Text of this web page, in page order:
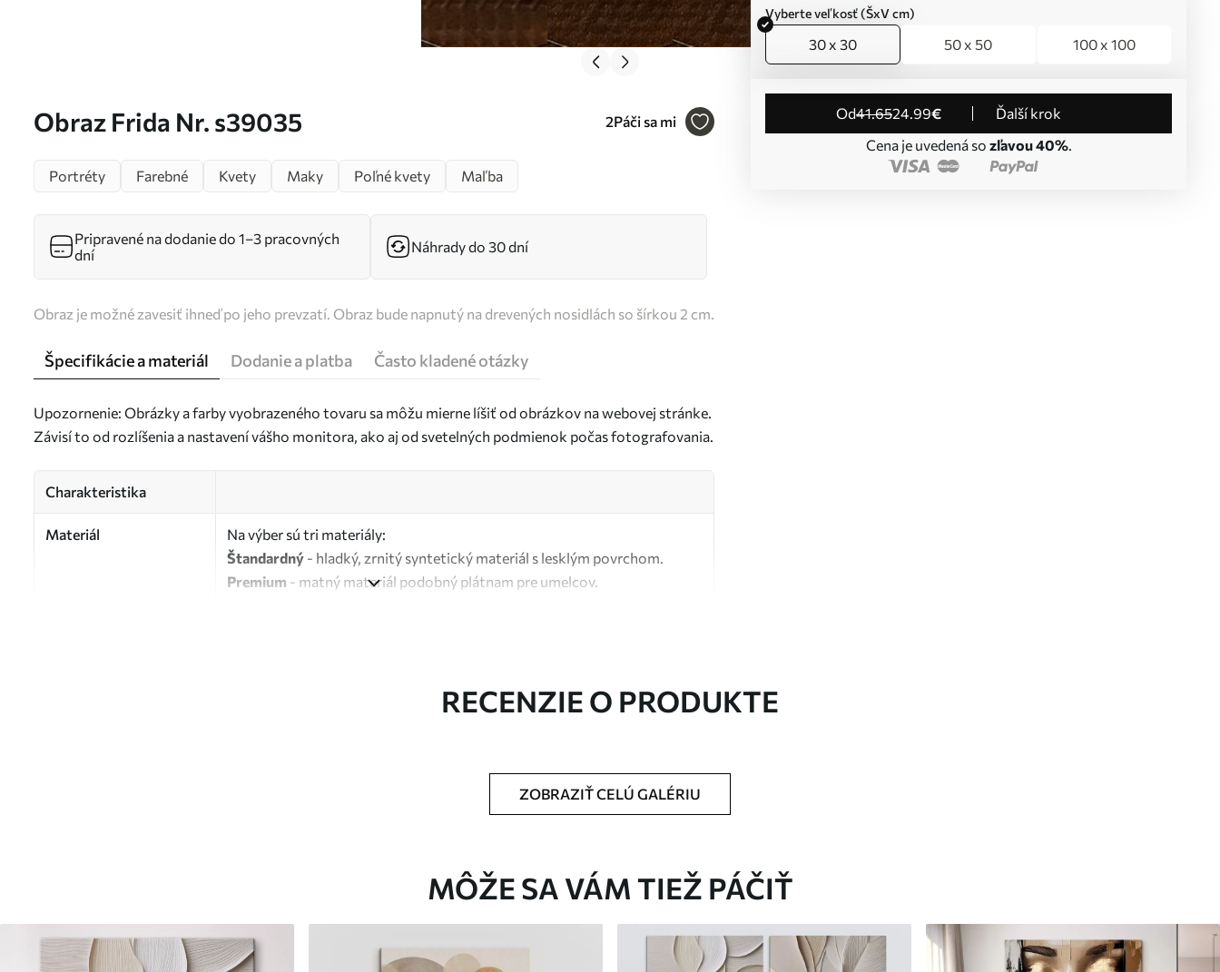
Obraz Frida Nr. s39035 2Páči sa mi
Vyberte veľkosť (ŠxV cm)
30 x 30 50 x 50 100 x 100
od41.6524.99€
Ďalší krok
Cena je uvedená so zľavou 40%.
Portréty
Farebné Kvety Maky Poľné kvety Maľba
Pripravené na dodanie do 1–3 pracovných
dní
Náhrady do 30 dní
Obraz je možné zavesiť ihneď po jeho prevzatí. Obraz bude napnutý na drevených nosidlách so šírkou 2 cm.
Špecifikácie a materiál Dodanie a platba Často kladené otázky
Upozornenie: Obrázky a farby vyobrazeného tovaru sa môžu mierne líšiť od obrázkov na webovej stránke.
Závisí to od rozlíšenia a nastavení vášho monitora, ako aj od svetelných podmienok počas fotografovania.
Charakteristika
Materiál
Na výber sú tri materiály:
Štandardný - hladký, zrnitý syntetický materiál s lesklým povrchom.
Premium - matný materiál podobný plátnam pre umelcov.
✓
Bezpečný atrament bez
zápachu
✓
✓Žiarivé a sýte farby
✓
✓
RECENZIE O PRODUKTE
ZOBRAZIŤ CELÚ GALÉRIU
MÔŽE SA VÁM TIEŽ PÁČIŤ